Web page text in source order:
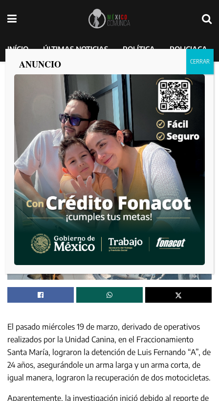
INÍCIO ÚLTIMAS NOTICIAS POLÍTICA POLICIACA
Unidad Canina logra la detención de un
hombre en Tijuana; aseguran un arma
larga y una corta, ambas relacionadas
con homicidios.
porMEXICO COMUNICA 2025-03-22
El pasado miércoles 19 de marzo, derivado de operativos
realizados por la Unidad Canina, en el Fraccionamiento
Santa María, lograron la detención de Luis Fernando “A”, de
24 años, asegurándole un arma larga y un arma corta, de
igual manera, lograron la recuperación de dos motocicletas.
Aparentemente, la investigación inició debido al reporte de
ANUNCIO